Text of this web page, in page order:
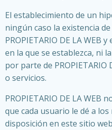
El establecimiento de un
ningún caso la existencia
PROPIETARIO DE LA WEB
en la que se establezca, ni
por parte de PROPIETARIO
o servicios.
PROPIETARIO DE LA WEB
que cada usuario le dé a
disposición en este sitio